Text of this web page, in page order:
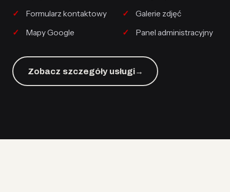
Formularz kontaktowy
Galerie zdjęć
Mapy Google
Panel administracyjny
Zobacz szczegóły usługi→